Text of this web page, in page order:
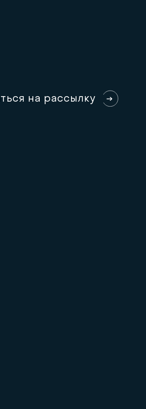
т ься н а рассыл ку